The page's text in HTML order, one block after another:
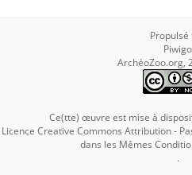
Propulsé
Piwigo
ArchéoZoo.org,
Ce(tte) œuvre est mise à
Licence Creative Commons Attribution -
dans les Mêmes
.